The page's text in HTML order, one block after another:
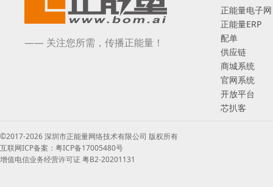
—— 关注您所需，传播正能量！
正能量电子网
正能量ERP
配单
供应链
商城系统
官网系统
开放平台
芯扒客
©2017-2026 深圳市正能量网络技术有限公司 版权所有
互联网ICP备案：粤ICP备17005480号
增值电信业务经营许可证 粤B2-20201131